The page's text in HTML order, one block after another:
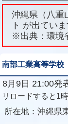
沖縄県（八重
ト が出てい
※出典：環境
南部工業高等学校
8月9日 21:00発
リロードすると1
所在地： 沖縄県